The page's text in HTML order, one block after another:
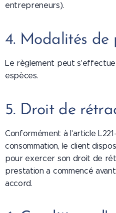
entrepreneurs).
4. Modalités de
Le règlement peut
espèces.
5. Droit de
Conformément à l'article
consommation, le client
pour exercer son droit de
prestation a commencé
accord.